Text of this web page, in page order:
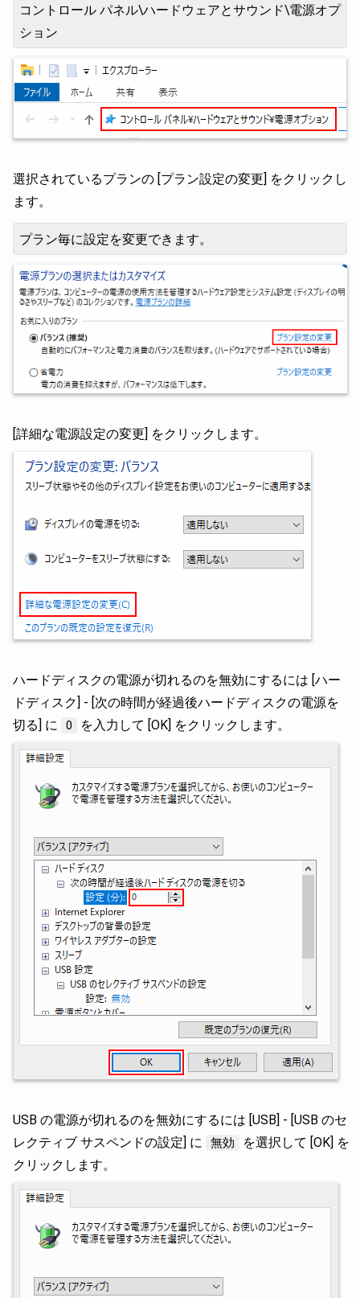
コントロール パネル\ハードウェアとサウンド\電源オプ
ション
選択されているプランの [プラン設定の変更] をクリックし
ます。
プラン毎に設定を変更できます。
[詳細な電源設定の変更] をクリックします。
ハードディスクの電源が切れるのを無効にするには [ハー
ドディスク] - [次の時間が経過後ハードディスクの電源を
切る] に
0 を入力して [OK] をクリックします。
USB の電源が切れるのを無効にするには [USB] - [USB のセ
レクティブ サスペンドの設定] に
無効
を選択して [OK] を
クリックします。